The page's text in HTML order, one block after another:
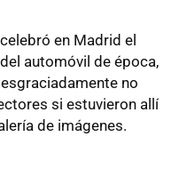
en Madrid el
automóvil de época,
no
si estuvieron allí
de imágenes.